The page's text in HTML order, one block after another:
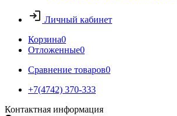
Личный кабинет
Корзина0
Отложенные0
Сравнение товаров0
+7(4742) 370-333
Контактная информация